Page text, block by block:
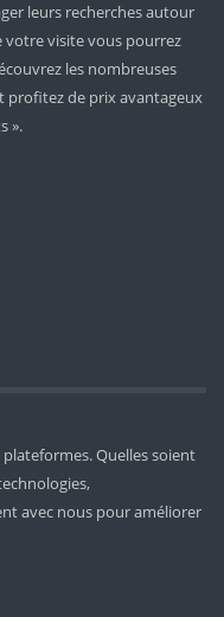
leurs recherches autour
votre visite vous pourrez
les nombreuses
profitez de prix avantageux
».
Quelles soient
avec nous pour améliorer